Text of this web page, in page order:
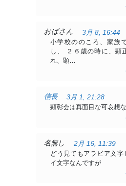
おばさん
3月 8, 16:44
小学校ののころ、家族
し、 ２６歳の時に、顕
れ、顕…
信長
3月 1, 21:28
顕彰会は真面目な可哀想
名無し
2月 16, 11:39
どう見てもアラビア文字
イ文字なんですが